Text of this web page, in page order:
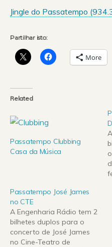
Jingle do Passatempo (
Partilhar isto:
More
Related
Passatempo Clubbing
Casa da Música
Passatempo José James
no CTE
A Engenharia Rádio tem 2
bilhetes duplos para o
concerto de José James
no Cine-Teatro de